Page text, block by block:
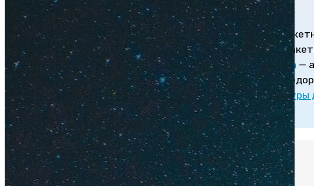
Здесь выгодно:
Травелата—
Level.Travel—
Большая страна —
Суточно.ру —
Как покупать туры
Содержание: